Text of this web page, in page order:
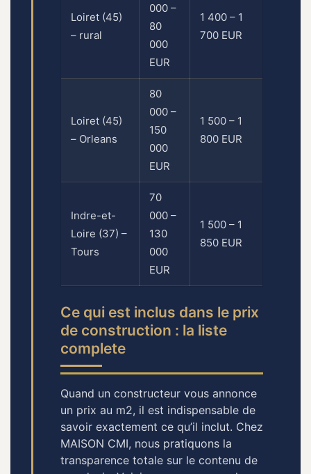
Loiret (45)
– rural
000 –
80
000
EUR
1 400 – 1
700 EUR
Loiret (45)
– Orleans
80
000 –
150
000
EUR
1 500 – 1
800 EUR
Indre-et-
Loire (37) –
Tours
70
000 –
130
000
EUR
1 500 – 1
850 EUR
Ce qui est inclus dans le prix
de construction : la liste
complete
Quand un constructeur vous annonce
un prix au m2, il est indispensable de
savoir exactement ce qu’il inclut. Chez
MAISON CMI, nous pratiquons la
transparence totale sur le contenu de